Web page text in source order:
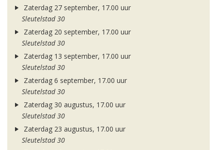
Zaterdag 27 september, 17.00 uur
Sleutelstad 30
Zaterdag 20 september, 17.00 uur
Sleutelstad 30
Zaterdag 13 september, 17.00 uur
Sleutelstad 30
Zaterdag 6 september, 17.00 uur
Sleutelstad 30
Zaterdag 30 augustus, 17.00 uur
Sleutelstad 30
Zaterdag 23 augustus, 17.00 uur
Sleutelstad 30